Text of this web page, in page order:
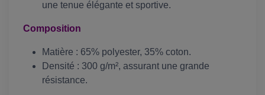
une tenue élégante et sportive.
Composition
Matière : 65% polyester, 35% coton.
Densité : 300 g/m², assurant une grande
résistance.